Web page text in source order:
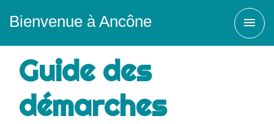
Bienvenue à Ancône menu
Guide des
démarches